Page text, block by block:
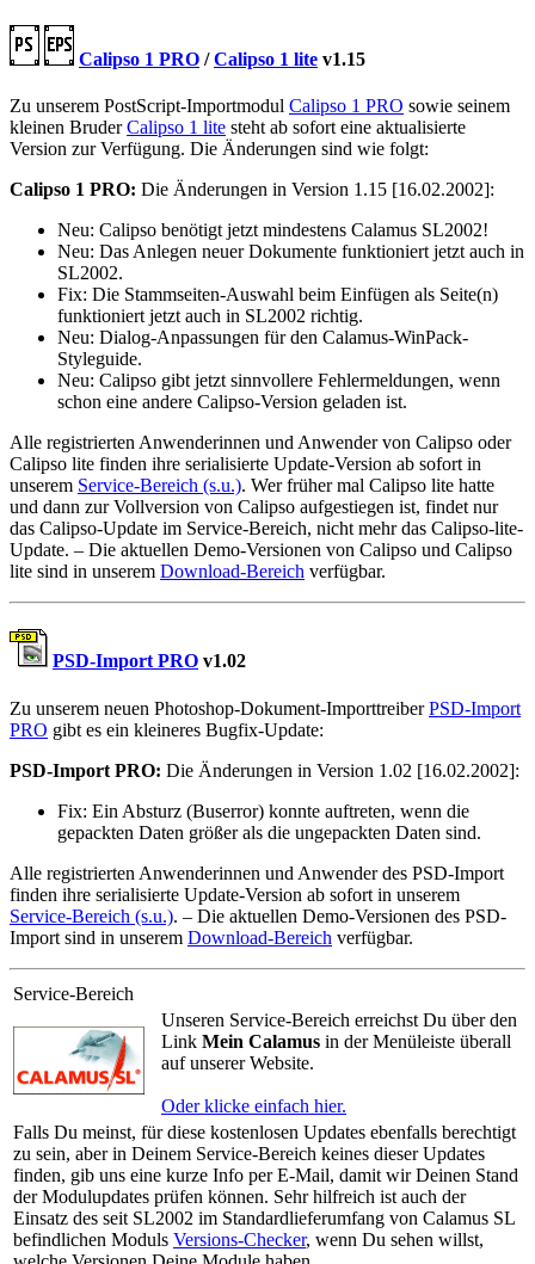
Calipso 1 PRO /Calipso 1 lite v1.15
Zu unserem PostScript-Importmodul Calipso 1 PRO sowie seinem
kleinen BruderCalipso 1 lite steht ab sofort eine aktualisierte
Version zur Verfügung. Die Änderungen sind wie folgt:
Calipso 1 PRO: Die Änderungen in Version 1.15 [16.02.2002]:
Neu: Calipso benötigt jetzt mindestens Calamus SL2002!
Neu: Das Anlegen neuer Dokumente funktioniert jetzt auch in
SL2002.
Fix: Die Stammseiten-Auswahl beim Einfügen als Seite(n)
funktioniert jetzt auch in SL2002 richtig.
Neu: Dialog-Anpassungen für den Calamus-WinPack-
Styleguide.
Neu: Calipso gibt jetzt sinnvollere Fehlermeldungen, wenn
schon eine andere Calipso-Version geladen ist.
Alle registrierten Anwenderinnen und Anwender von Calipso oder
Calipso lite finden ihre serialisierte Update-Version ab sofort in
unserem Service-Bereich (s.u.). Wer früher mal Calipso lite hatte
und dann zur Vollversion von Calipso aufgestiegen ist, findet nur
das Calipso-Update im Service-Bereich, nicht mehr das Calipso-lite-
Update. – Die aktuellen Demo-Versionen von Calipso und Calipso
lite sind in unserem Download-Bereich verfügbar.
PSD-Import PRO v1.02
Zu unserem neuen Photoshop-Dokument-ImporttreiberPSD-Import
PRO gibt es ein kleineres Bugfix-Update:
PSD-Import PRO: Die Änderungen in Version 1.02 [16.02.2002]:
Fix: Ein Absturz (Buserror) konnte auftreten, wenn die
gepackten Daten größer als die ungepackten Daten sind.
Alle registrierten Anwenderinnen und Anwender des PSD-Import
finden ihre serialisierte Update-Version ab sofort in unserem
Service-Bereich (s.u.). – Die aktuellen Demo-Versionen des PSD-
Import sind in unserem Download-Bereich verfügbar.
Service-Bereich
Unseren Service-Bereich erreichst Du über den
Link Mein Calamus in der Menüleiste überall
auf unserer Website.
Oder klicke einfach hier.
Falls Du meinst, für diese kostenlosen Updates ebenfalls berechtigt
zu sein, aber in Deinem Service-Bereich keines dieser Updates
finden, gib uns eine kurze Info per E-Mail, damit wir Deinen Stand
der Modulupdates prüfen können. Sehr hilfreich ist auch der
Einsatz des seit SL2002 im Standardlieferumfang von Calamus SL
befindlichen Moduls Versions-Checker, wenn Du sehen willst,